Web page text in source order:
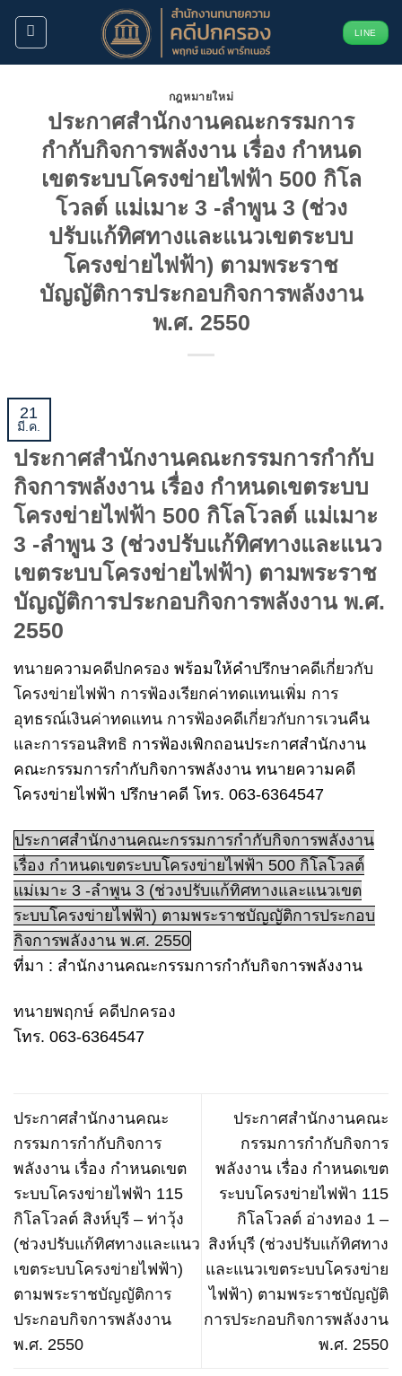
ข้าม
ยัง
LINE
กฎหมายใหม่
ประกาศสำนักงานคณะกรรมการ
กำกับกิจการพลังงาน เรื่อง กำหนด
เขตระบบโครงข่ายไฟฟ้า 500 กิโล
โวลต์ แม่เมาะ 3 -ลำพูน 3 (ช่วง
ปรับแก้ทิศทางและแนวเขตระบบ
โครงข่ายไฟฟ้า) ตามพระราช
บัญญัติการประกอบกิจการพลังงาน
พ.ศ. 2550
21
มี.ค.
ประกาศสำนักงานคณะกรรมการกำกับ
กิจการพลังงาน เรื่อง กำหนดเขตระบบ
โครงข่ายไฟฟ้า 500 กิโลโวลต์ แม่เมาะ
3 -ลำพูน 3 (ช่วงปรับแก้ทิศทางและแนว
เขตระบบโครงข่ายไฟฟ้า) ตามพระราช
บัญญัติการประกอบกิจการพลังงาน พ.ศ.
2550
ทนายความคดีปกครอง พร้อมให้คำปรึกษาคดีเกี่ยวกับ
โครงข่ายไฟฟ้า การฟ้องเรียกค่าทดแทนเพิ่ม การ
อุทธรณ์เงินค่าทดแทน การฟ้องคดีเกี่ยวกับการเวนคืน
และการรอนสิทธิ การฟ้องเพิกถอนประกาศสำนักงาน
คณะกรรมการกำกับกิจการพลังงาน ทนายความคดี
โครงข่ายไฟฟ้า ปรึกษาคดี โทร. 063-6364547
ประกาศสำนักงานคณะกรรมการกำกับกิจการพลังงาน
เรื่อง กำหนดเขตระบบโครงข่ายไฟฟ้า 500 กิโลโวลต์
แม่เมาะ 3 -ลำพูน 3 (ช่วงปรับแก้ทิศทางและแนวเขต
ระบบโครงข่ายไฟฟ้า) ตามพระราชบัญญัติการประกอบ
กิจการพลังงาน พ.ศ. 2550
ที่มา : สำนักงานคณะกรรมการกำกับกิจการพลังงาน
ทนายพฤกษ์ คดีปกครอง
โทร. 063-6364547
ประกาศสำนักงานคณะ
กรรมการกำกับกิจการ
พลังงาน เรื่อง กำหนดเขต
ระบบโครงข่ายไฟฟ้า 115
กิโลโวลต์ สิงห์บุรี – ท่าวุ้ง
(ช่วงปรับแก้ทิศทางและแนว
เขตระบบโครงข่ายไฟฟ้า)
ตามพระราชบัญญัติการ
ประกอบกิจการพลังงาน
พ.ศ. 2550
ประกาศสำนักงานคณะ
กรรมการกำกับกิจการ
พลังงาน เรื่อง กำหนดเขต
ระบบโครงข่ายไฟฟ้า 115
กิโลโวลต์ อ่างทอง 1 –
สิงห์บุรี (ช่วงปรับแก้ทิศทาง
และแนวเขตระบบโครงข่าย
ไฟฟ้า) ตามพระราชบัญญัติ
การประกอบกิจการพลังงาน
พ.ศ. 2550